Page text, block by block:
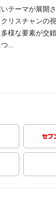
テーマが展開
リスチャンの
様な要素が交
...